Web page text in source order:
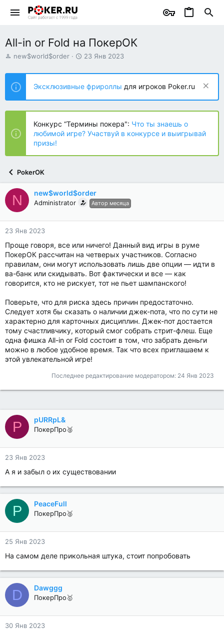
All-in or Fold на ПокерОК
А
т
о
р
т
е
ы
new$world$order
Д
т
н
а
ч
л
а
23 Янв 2023
Эксклюзивные фрироллы для игроков Poker.ru
Конкурс “Термины покера": Что ты знаешь о
любимой игре? Участвуй в конкурсе и выигрывай
призы!
PokerOK
N new$world$order
Administrator Автор месяца
23 Янв 2023
Проще говоря, все или ничего! Данный вид игры в руме
ПокерОК рассчитан на четверых участников. Согласно
правилам, они могут использовать лишь две опции — идти в
ва-банк или скидывать. Вот фактически и все — как
говорится, кто не рискует, тот не пьет шампанского!
Поверьте, что для риска здесь причин предостаточно.
Следует хотя бы сказать о наличии джек-пота, что по сути не
характерно для карточных дисциплин. Джек-пот достается
тому счастливчику, который смог собрать стрит-флеш. Еще
одна фишка All-in or Fold состоит в том, что забрать деньги
можно в любое удобное время. Так что всех приглашаем к
этой увлекательной игре!
Последнее редактирование модератором: 24 Янв 2023
P pURRpL&
ПокерПро🥈
23 Янв 2023
А я и забыл о их существовании
P PeaceFull
ПокерПро🥈
25 Янв 2023
На самом деле прикольная штука, стоит попробовать
D Dawggg
ПокерПро🥇
30 Янв 2023